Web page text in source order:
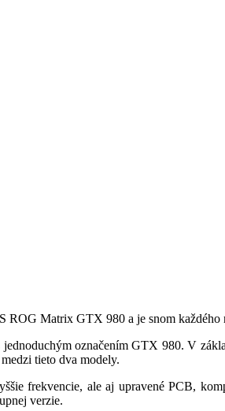
ROG Matrix GTX 980 a je snom každého
označením GTX 980. V
tieto dva modely.
frekvencie, ale aj upravené PCB,
verzie.